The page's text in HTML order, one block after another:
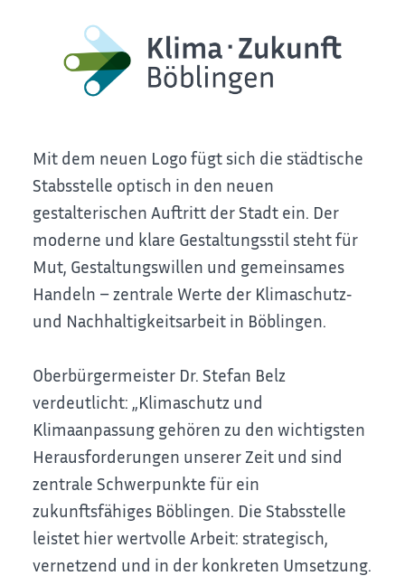
Mit dem neuen Logo fügt sich die städtische
Stabsstelle optisch in den neuen
gestalterischen Auftritt der Stadt ein. Der
moderne und klare Gestaltungsstil steht für
Mut, Gestaltungswillen und gemeinsames
Handeln – zentrale Werte der Klimaschutz‑
und Nachhaltigkeitsarbeit in Böblingen.
Oberbürgermeister Dr. Stefan Belz
verdeutlicht: „Klimaschutz und
Klimaanpassung gehören zu den wichtigsten
Herausforderungen unserer Zeit und sind
zentrale Schwerpunkte für ein
zukunftsfähiges Böblingen. Die Stabsstelle
leistet hier wertvolle Arbeit: strategisch,
vernetzend und in der konkreten Umsetzung.